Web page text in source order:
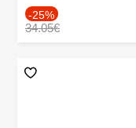
-25%
34.05€